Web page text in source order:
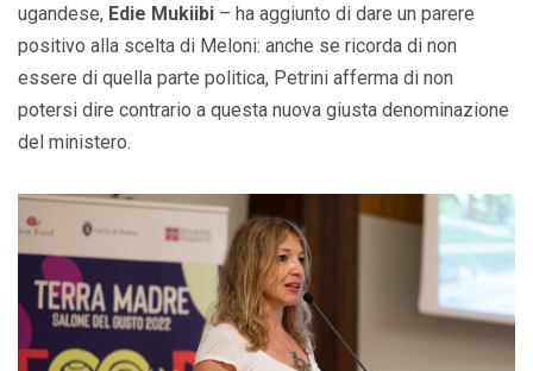
ugandese, Edie Mukiibi – ha aggiunto di dare un parere
positivo alla scelta di Meloni: anche se ricorda di non
essere di quella parte politica, Petrini afferma di non
potersi dire contrario a questa nuova giusta denominazione
del ministero.